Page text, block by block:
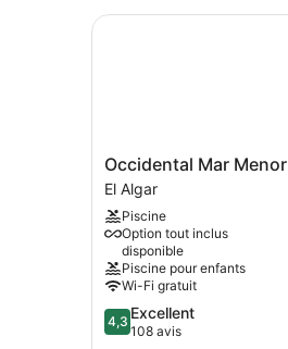
Chambre
Occidental
Mar
Menor
El
Algar
Occidental Mar Menor
El Algar
Piscine
Option tout inclus
disponible
Piscine pour enfants
Wi-Fi gratuit
4.3
sur
4,3 Excellent
108 avis
Occidental Mar Menor